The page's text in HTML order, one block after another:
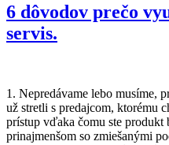
6 dôvodov prečo
servis.
1. Nepredávame lebo musíme,
už stretli s predajcom, ktorému
prístup vďaka čomu ste
prinajmenšom so zmiešanými